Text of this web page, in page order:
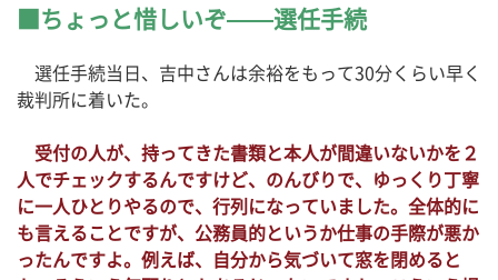
ちょっと惜しいぞ——選任手続
選任手続当日、吉中さんは余裕をもって30分くらい早く
裁判所に着いた。
受付の人が、持ってきた書類と本人が間違いないかを２
人でチェックするんですけど、のんびりで、ゆっくり丁寧
に一人ひとりやるので、行列になっていました。全体的に
も言えることですが、公務員的というか仕事の手際が悪か
ったんですよ。例えば、自分から気づいて窓を閉めると